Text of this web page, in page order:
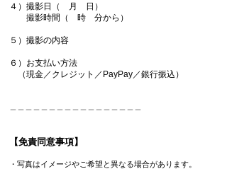
４）撮影日（ 月 日）
撮影時間（ 時 分から）
５）撮影の内容​
６）お支払い方法
（現金／クレジット／PayPay／銀行振込）
【免責同意事項】
・写真はイメージやご希望と異なる場合があります。